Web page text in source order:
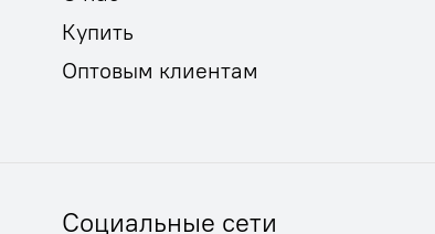
Купить
Оптовым клиентам
Социальные сети